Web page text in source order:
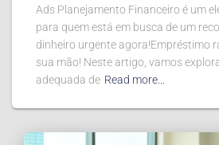
Ads Planejamento Financeiro é um
para quem está em busca de um
dinheiro urgente agora!Empréstimo
sua mão! Neste artigo, vamos
adequada de Read more…